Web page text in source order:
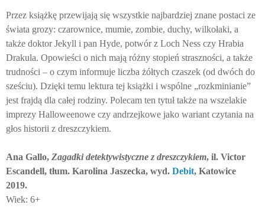
Przez książkę przewijają się wszystkie najbardziej znane postaci ze
świata grozy: czarownice, mumie, zombie, duchy, wilkołaki, a
także doktor Jekyll i pan Hyde, potwór z Loch Ness czy Hrabia
Drakula. Opowieści o nich mają różny stopień straszności, a także
trudności – o czym informuje liczba żółtych czaszek (od dwóch do
sześciu). Dzięki temu lektura tej książki i wspólne „rozkminianie”
jest frajdą dla całej rodziny. Polecam ten tytuł także na wszelakie
imprezy Halloweenowe czy andrzejkowe jako wariant czytania na
głos historii z dreszczykiem.
Ana Gallo, Zagadki detektywistyczne z dreszczykiem, il. Victor
Escandell, tłum. Karolina Jaszecka, wyd. Debit, Katowice
2019.
Wiek: 6+